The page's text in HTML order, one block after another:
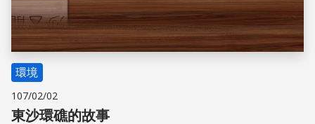
環境
107/02/02
東沙環礁的故事